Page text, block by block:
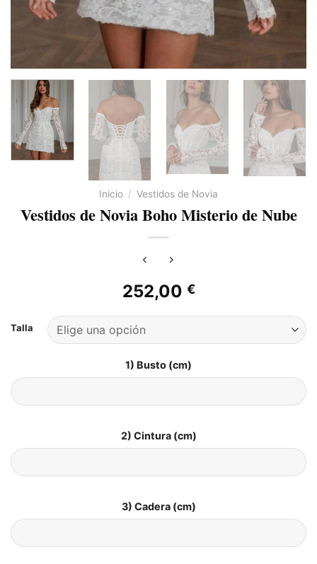
Inicio / Vestidos de Novia
Vestidos de Novia Boho Misterio de Nube
252,00 €
Talla
1) Busto (cm)
2) Cintura (cm)
3) Cadera (cm)